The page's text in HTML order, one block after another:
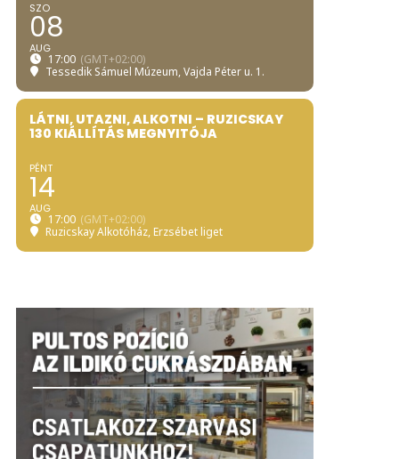
SZO
08
AUG
17:00 (GMT+02:00)
Tessedik Sámuel Múzeum, Vajda Péter u. 1.
LÁTNI, UTAZNI, ALKOTNI – RUZICSKAY
130 KIÁLLÍTÁS MEGNYITÓJA
PÉNT
14
AUG
17:00 (GMT+02:00)
Ruzicskay Alkotóház, Erzsébet liget